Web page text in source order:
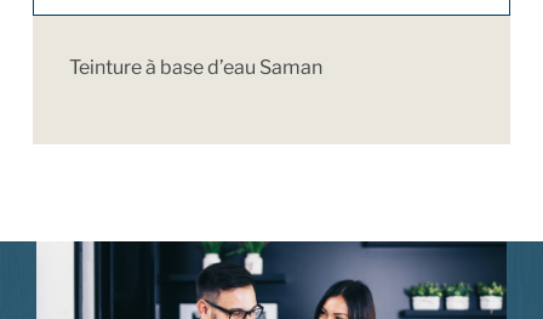
Teinture à base d’eau Saman